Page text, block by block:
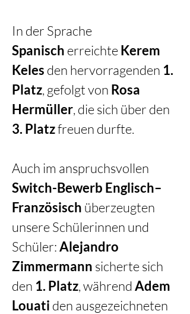
In der Sprache
Spanisch erreichte Kerem
Keles den hervorragenden 1.
Platz, gefolgt von Rosa
Hermüller, die sich über den
3. Platz freuen durfte.
Auch im anspruchsvollen
Switch-Bewerb Englisch–
Französisch überzeugten
unsere Schülerinnen und
Schüler: Alejandro
Zimmermann sicherte sich
den 1. Platz, während Adem
Louati den ausgezeichneten